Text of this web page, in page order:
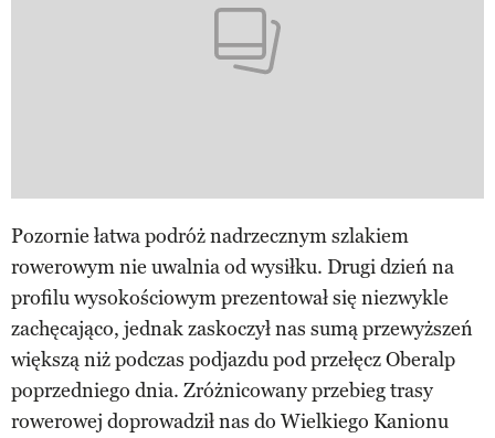
Pozornie łatwa podróż nadrzecznym szlakiem
rowerowym nie uwalnia od wysiłku. Drugi dzień na
profilu wysokościowym prezentował się niezwykle
zachęcająco, jednak zaskoczył nas sumą przewyższeń
większą niż podczas podjazdu pod przełęcz Oberalp
poprzedniego dnia. Zróżnicowany przebieg trasy
rowerowej doprowadził nas do Wielkiego Kanionu